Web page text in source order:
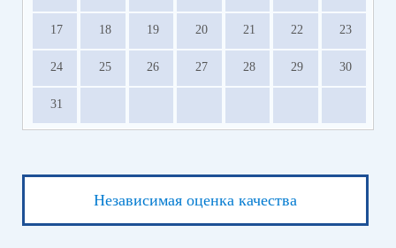
17 18 19 20 21 22 23
24 25 26 27 28 29 30
31
Независимая оценка качества